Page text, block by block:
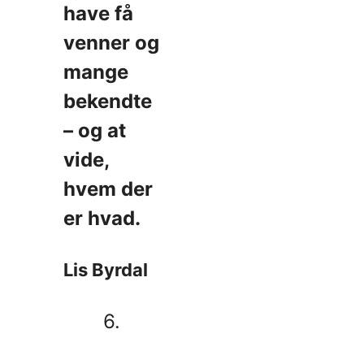
have få
venner og
mange
bekendte
– og at
vide,
hvem der
er hvad.
Lis Byrdal
6.